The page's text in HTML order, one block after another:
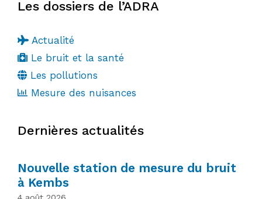
Les dossiers de l’ADRA
Actualité
Le bruit et la santé
Les pollutions
Mesure des nuisances
Dernières actualités
Nouvelle station de mesure du bruit
à Kembs